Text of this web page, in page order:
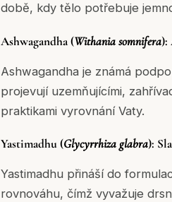
době, kdy tělo potřebuje
Ashwagandha (Withania somnifera):
Ashwagandha je známá
projevují uzemňujícími,
praktikami vyrovnání Vaty.
Yastimadhu (Glycyrrhiza glabra):
Yastimadhu přináší do
rovnováhu, čímž vyvažuje